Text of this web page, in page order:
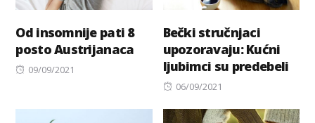
Od insomnije pati 8
posto Austrijanaca
Posted
09/09/2021
Bečki stručnjaci
upozoravaju: Kućni
ljubimci su predebeli
Posted
06/09/2021